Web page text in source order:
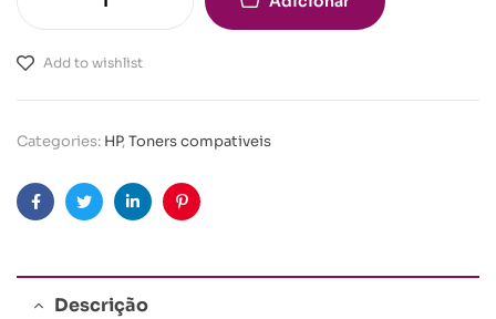
Add to wishlist
Categories: HP,Toners compativeis
FacebookTwitterLinkedinPinterest
Descrição